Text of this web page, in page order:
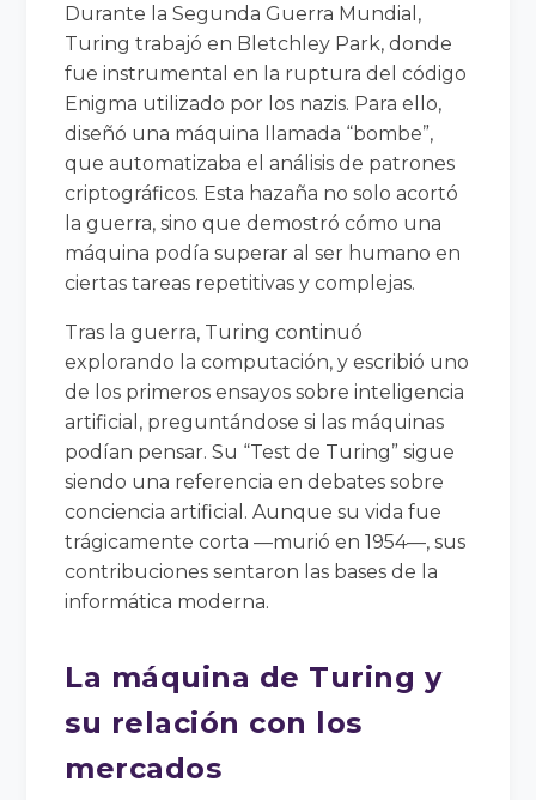
Durante la Segunda Guerra Mundial,
Turing trabajó en Bletchley Park, donde
fue instrumental en la ruptura del código
Enigma utilizado por los nazis. Para ello,
diseñó una máquina llamada “bombe”,
que automatizaba el análisis de patrones
criptográficos. Esta hazaña no solo acortó
la guerra, sino que demostró cómo una
máquina podía superar al ser humano en
ciertas tareas repetitivas y complejas.
Tras la guerra, Turing continuó
explorando la computación, y escribió uno
de los primeros ensayos sobre inteligencia
artificial, preguntándose si las máquinas
podían pensar. Su “Test de Turing” sigue
siendo una referencia en debates sobre
conciencia artificial. Aunque su vida fue
trágicamente corta —murió en 1954—, sus
contribuciones sentaron las bases de la
informática moderna.
La máquina de Turing y
su relación con los
mercados